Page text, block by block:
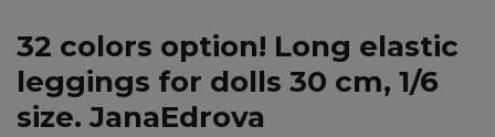
32 colors option! Long elastic
leggings for dolls 30 cm, 1/6
size. JanaEdrova